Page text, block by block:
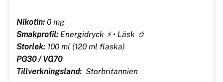
Nikotin: 0 mg
Smakprofil: Energidryck ⚡ • Läsk 🥤
Storlek: 100 ml (120 ml flaska)
PG30 / VG70
Tillverkningsland: Storbritannien